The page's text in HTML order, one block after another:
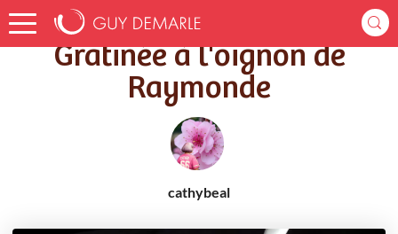
Accueil Recettes Gratinée à l'oignon de Raymonde
Gratinée à l'oignon de
Raymonde
cathybeal